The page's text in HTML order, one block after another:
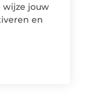
wijze jouw
en